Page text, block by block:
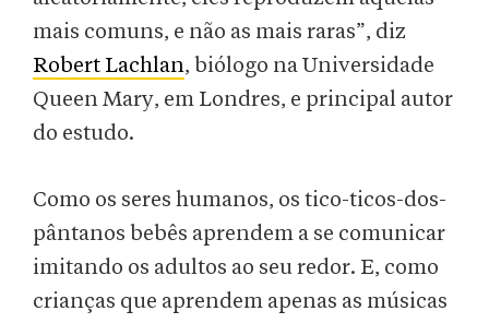
mais comuns, e não as mais raras”, diz
Robert Lachlan, biólogo na Universidade
Queen Mary, em Londres, e principal autor
do estudo.
Como os seres humanos, os tico-ticos-dos-
pântanos bebês aprendem a se comunicar
imitando os adultos ao seu redor. E, como
crianças que aprendem apenas as músicas